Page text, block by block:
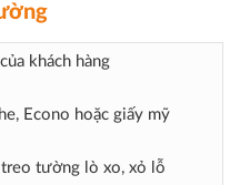
khách hàng
Econo hoặc giấy mỹ
tường lò xo, xỏ lỗ